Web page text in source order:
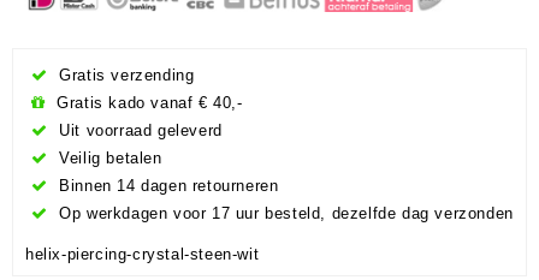
Gratis verzending
Gratis kado vanaf € 40,-
Uit voorraad geleverd
Veilig betalen
Binnen 14 dagen retourneren
Op werkdagen voor 17 uur besteld, dezelfde dag verzonden
helix-piercing-crystal-steen-wit